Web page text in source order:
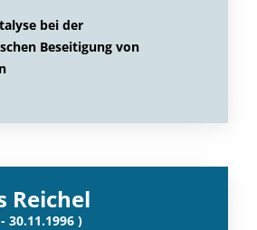
bei der
Beseitigung von
Reichel
30.11.1996 )